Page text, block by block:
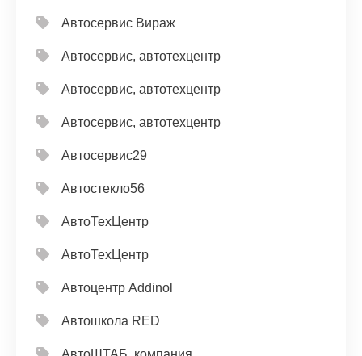
Автосервис Вираж
Автосервис, автотехцентр
Автосервис, автотехцентр
Автосервис, автотехцентр
Автосервис29
Автостекло56
АвтоТехЦентр
АвтоТехЦентр
Автоцентр Addinol
Автошкола RED